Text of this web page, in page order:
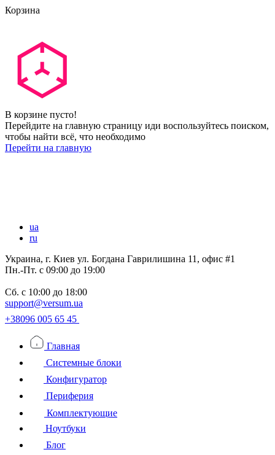
Корзина
В корзине пусто!
Перейдите на главную страницу иди воспользуйтесь поиском,
чтобы найти всё, что необходимо
Перейти на главную
ua
ru
Украина, г. Киев ул. Богдана Гаврилишина 11, офис #1
Пн.-Пт. с 09:00 до 19:00
Сб. с 10:00 до 18:00
support@versum.ua
+38096 005 65 45
Главная
Системные блоки
Конфигуратор
Периферия
Комплектующие
Ноутбуки
Блог